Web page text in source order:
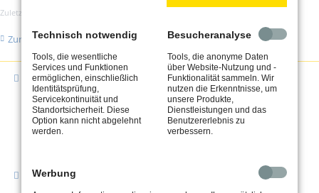
Zuletzt aktualisiert am 28. November 2021 von Admin.
Zurück
Adresse
Schlosserei Uhlit
Kuhbrückenstraße 23
31785 Hameln
Kontakt
Tel. 05151 / 926640
Technisch notwendig
Tools, die wesentliche
Services und Funktionen
ermöglichen, einschließlich
Identitätsprüfung,
Servicekontinuität und
Standortsicherheit. Diese
Option kann nicht abgelehnt
werden.
Besucheranalyse
Tools, die anonyme Daten
über Website-Nutzung und -
Funktionalität sammeln. Wir
nutzen die Erkenntnisse, um
unsere Produkte,
Dienstleistungen und das
Benutzererlebnis zu
verbessern.
Werbung